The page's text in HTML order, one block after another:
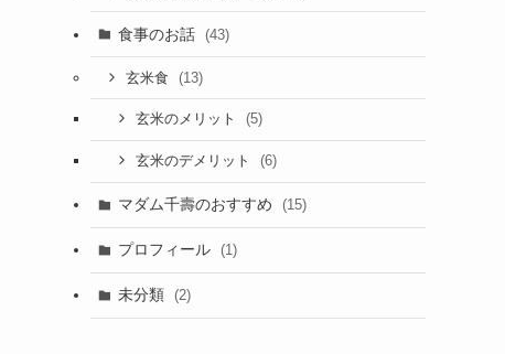
食事のお話 (43)
玄米食 (13)
玄米のメリット (5)
玄米のデメリット (6)
マダム千壽のおすすめ (15)
プロフィール (1)
未分類 (2)